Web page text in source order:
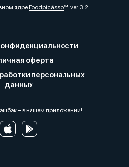
ядреFoodpicássover. 3.2
оферта
персональных
данных
− в нашем приложении!